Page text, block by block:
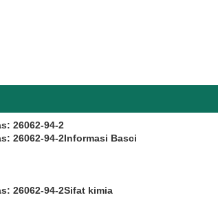
26062-94-2
26062-94-2Informasi Basci
26062-94-2Sifat kimia